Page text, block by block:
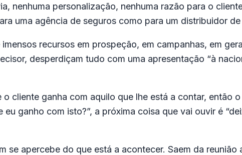
nenhuma personalização, nenhuma razão para o
uma agência de seguros como para um distribuidor
recursos em prospeção, em campanhas, em
desperdiçam tudo com uma apresentação “à
cliente ganha com aquilo que lhe está a contar, então
ganho com isto?”, a próxima coisa que vai ouvir é
se apercebe do que está a acontecer. Saem da reunião